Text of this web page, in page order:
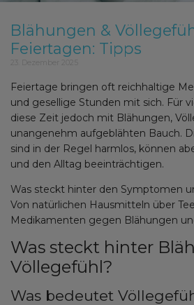
Blähungen &
Feiertagen: Tipps
Feiertage bringen oft reichhaltige
und gesellige Stunden mit sich. Für
diese Zeit jedoch mit Blähungen,
unangenehm aufgeblähten Bauch.
sind in der Regel harmlos, können
und den Alltag beeinträchtigen.
Was steckt hinter den Symptomen
Von natürlichen Hausmitteln über
Medikamenten gegen Blähungen
Was steckt hinter
Völlegefühl?
Was bedeutet